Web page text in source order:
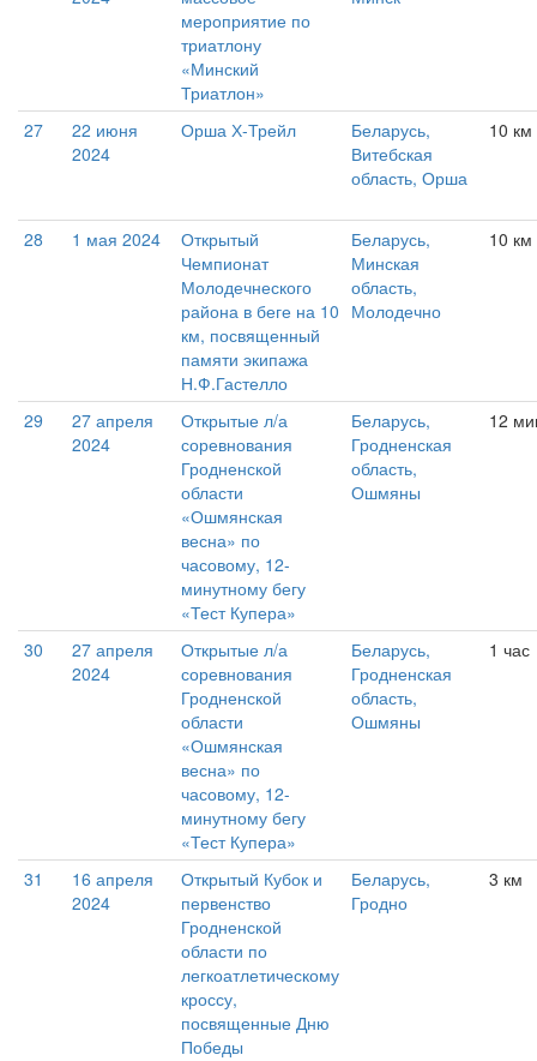
мероприятие по
триатлону
«Минский
Триатлон»
27
22 июня
2024
Орша Х-Трейл
Беларусь,
Витебская
область, Орша
10
28 1 мая 2024
Открытый
Чемпионат
Молодечнеского
района в беге на 10
км, посвященный
памяти экипажа
Н.Ф.Гастелло
Беларусь,
Минская
область,
Молодечно
10 км
29
27 апреля
2024
Открытые л/а
соревнования
Гродненской
области
«Ошмянская
весна» по
часовому, 12-
минутному бегу
«Тест Купера»
Беларусь,
Гродненская
область,
Ошмяны
12
30
27 апреля
2024
Открытые л/а
соревнования
Гродненской
области
«Ошмянская
весна» по
часовому, 12-
минутному бегу
«Тест Купера»
Беларусь,
Гродненская
область,
Ошмяны
1 час
31
16 апреля
2024
Открытый Кубок и
первенство
Гродненской
области по
легкоатлетическому
кроссу,
посвященные Дню
Победы
Беларусь,
Гродно
3 км